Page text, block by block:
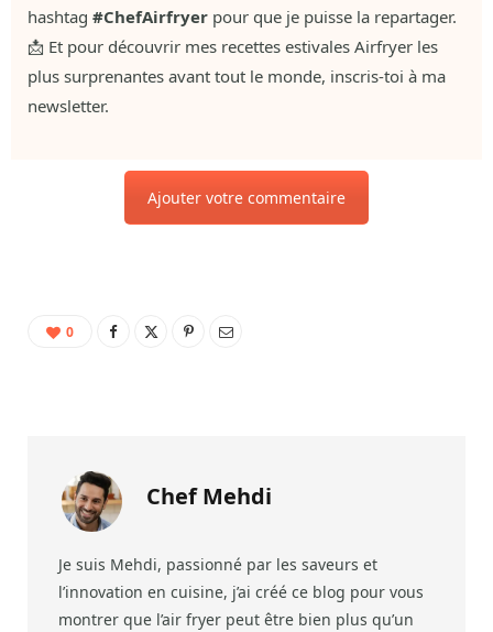
hashtag #ChefAirfryer pour que je puisse la repartager.
📩 Et pour découvrir mes recettes estivales Airfryer les
plus surprenantes avant tout le monde, inscris-toi à ma
newsletter.
Ajouter votre commentaire
0
Chef Mehdi
Je suis Mehdi, passionné par les saveurs et
l’innovation en cuisine, j’ai créé ce blog pour vous
montrer que l’air fryer peut être bien plus qu’un